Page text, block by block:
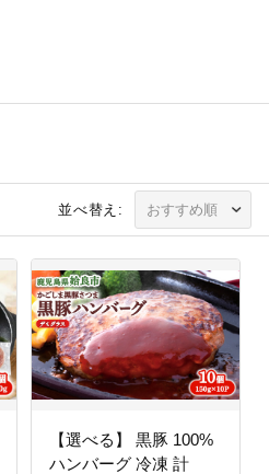
並べ替え:
【選べる】 黒豚 100%
ハンバーグ 冷凍 計